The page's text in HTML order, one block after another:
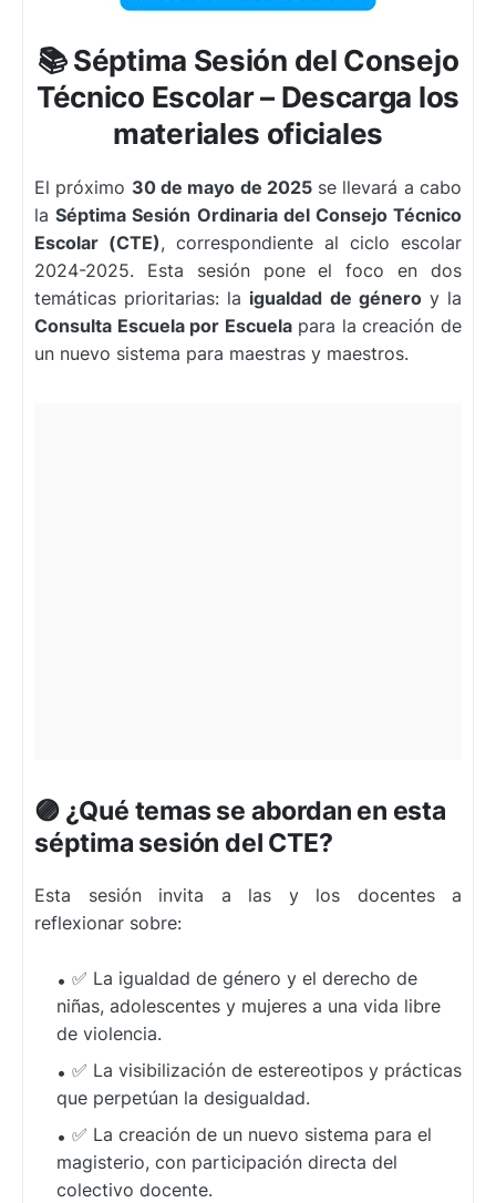
📚 Séptima Sesión del Consejo
Técnico Escolar – Descarga los
materiales oficiales
El próximo 30 de mayo de 2025se llevará a cabo
laSéptima Sesión Ordinaria del Consejo Técnico
Escolar (CTE), correspondiente al ciclo escolar
2024-2025. Esta sesión pone el foco en dos
temáticas prioritarias: la igualdad de géneroy la
Consulta Escuela por Escuelapara la creación de
un nuevo sistema para maestras y maestros.
🟣 ¿Qué temas se abordan en esta
séptima sesión del CTE?
Esta sesión invita a las y los docentes a
reflexionar sobre:
✅ La igualdad de género y el derecho de
niñas, adolescentes y mujeres a una vida libre
de violencia.
✅ La visibilización de estereotipos y prácticas
que perpetúan la desigualdad.
✅ La creación de un nuevo sistema para el
magisterio, con participación directa del
colectivo docente.